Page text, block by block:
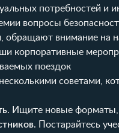
потребностей и
вопросы
обращают внимание на
корпоративные
поездок
советами,
. Ищите новые форматы,
. Постарайтесь